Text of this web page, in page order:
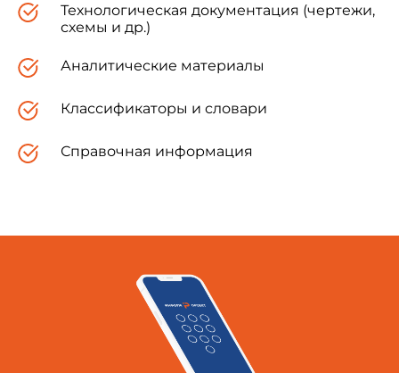
Технологическая документация (чертежи,
схемы и др.)
Аналитические материалы
Классификаторы и словари
Справочная информация